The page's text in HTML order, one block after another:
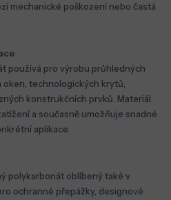
mechanické poškození nebo častá
používá pro výrobu průhledných
technologických krytů,
konstrukčních prvků. Materiál
a současně umožňuje snadné
aplikace.
polykarbonát oblíbený také v
ochranné přepážky, designové